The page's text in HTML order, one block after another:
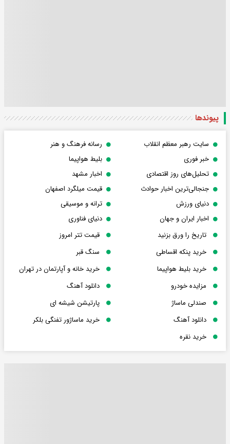
پیوندها
سایت رهبر معظم انقلاب
رسانه فرهنگ و هنر
خبر فوری
بلیط هواپیما
تحلیل‌های روز اقتصادی
اخبار مشهد
جنجالی‌ترین اخبار حوادث
قیمت میلگرد اصفهان
دنیای ورزش
ترانه و موسیقی
اخبار ایران و جهان
دنیای فناوری
تاریخ را ورق بزنید
قیمت تتر امروز
خرید پنکه اقساطی
سنگ قبر
خرید بلیط هواپیما
خرید خانه و آپارتمان در تهران
مزایده خودرو
دانلود آهنگ
صندلی ماساژ
پارتیشن شیشه ای
دانلود آهنگ
خرید ماساژور تفنگی بلکر
خرید نقره